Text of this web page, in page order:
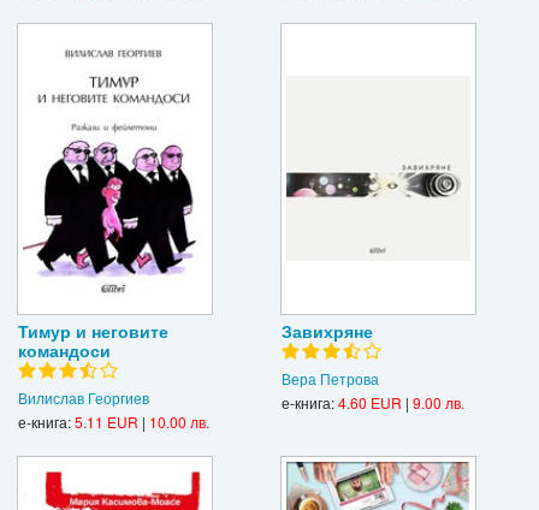
Тимур и неговите
командоси
Вилислав Георгиев
е-книга:5.11 EUR | 10.00 лв.
Завихряне
Вера Петрова
е-книга:4.60 EUR | 9.00 лв.